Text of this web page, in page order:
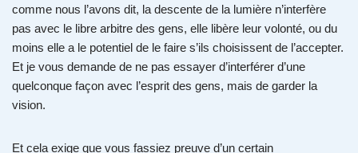
comme nous l’avons dit, la descente de la lumière n’interfère
pas avec le libre arbitre des gens, elle libère leur volonté, ou du
moins elle a le potentiel de le faire s’ils choisissent de l’accepter.
Et je vous demande de ne pas essayer d’interférer d’une
quelconque façon avec l’esprit des gens, mais de garder la
vision.
Et cela exige que vous fassiez preuve d’un certain